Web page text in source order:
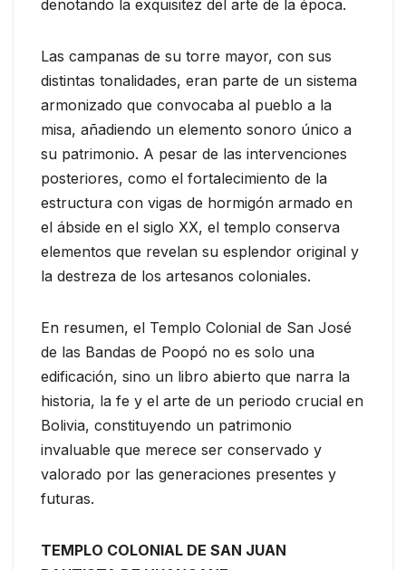
denotando la exquisitez del arte de la época.
Las campanas de su torre mayor, con sus
distintas tonalidades, eran parte de un sistema
armonizado que convocaba al pueblo a la
misa, añadiendo un elemento sonoro único a
su patrimonio. A pesar de las intervenciones
posteriores, como el fortalecimiento de la
estructura con vigas de hormigón armado en
el ábside en el siglo XX, el templo conserva
elementos que revelan su esplendor original y
la destreza de los artesanos coloniales.
En resumen, el Templo Colonial de San José
de las Bandas de Poopó no es solo una
edificación, sino un libro abierto que narra la
historia, la fe y el arte de un periodo crucial en
Bolivia, constituyendo un patrimonio
invaluable que merece ser conservado y
valorado por las generaciones presentes y
futuras.
TEMPLO COLONIAL DE SAN JUAN